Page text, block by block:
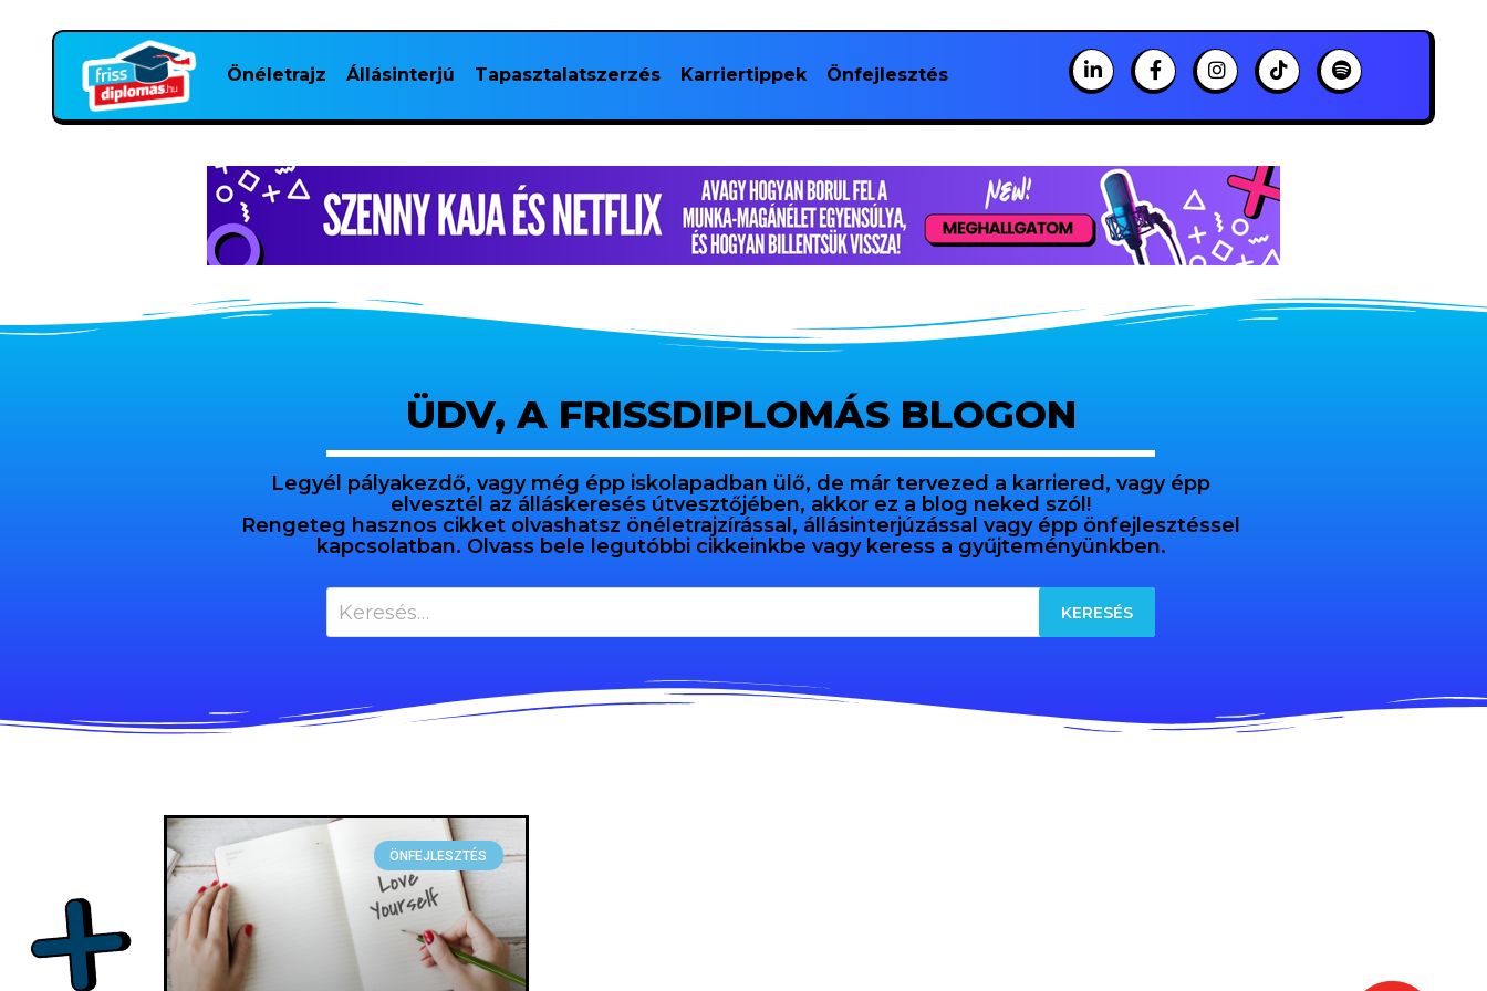
Önéletrajz Állásinterjú Tapasztalatszerzés Karriertippek Önfejlesztés
ÜDV, A FRISSDIPLOMÁS BLOGON
Legyél pályakezdő, vagy még épp iskolapadban ülő, de már tervezed a karriered, vagy épp
elvesztél az álláskeresés útvesztőjében, akkor ez a blog neked szól!
Rengeteg hasznos cikket olvashatsz önéletrajzírással, állásinterjúzással vagy épp önfejlesztéssel
kapcsolatban. Olvass bele legutóbbi cikkeinkbe vagy keress a gyűjteményünkben.
ÖNFEJLESZTÉS